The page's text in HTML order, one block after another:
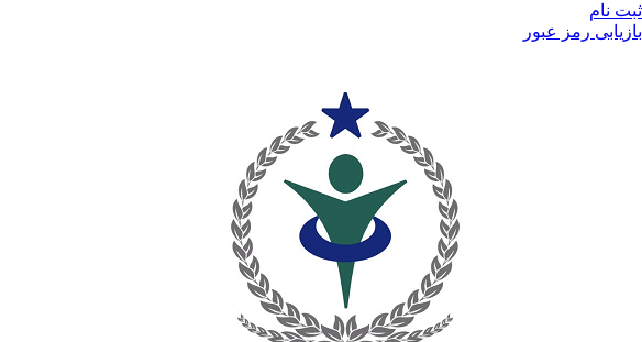
ثبت نام
بازیابی رمز عبور